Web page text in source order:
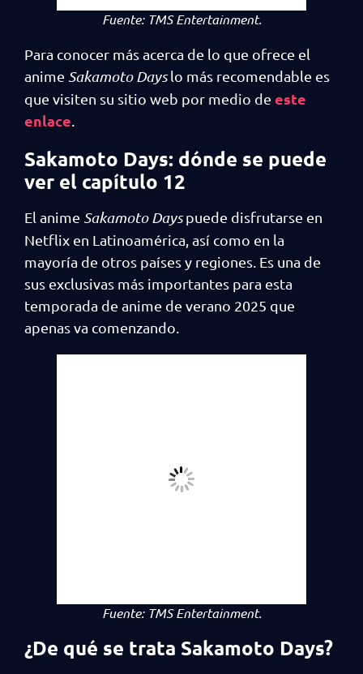
Fuente: TMS Entertainment.
Para conocer más acerca de lo que ofrece el
anime Sakamoto Dayslo más recomendable es
que visiten su sitio web por medio de este
enlace
Sakamoto Days: dónde se puede
ver el capítulo 12
El anime Sakamoto Dayspuede disfrutarse en
Netflix en Latinoamérica, así como en la
mayoría de otros países y regiones. Es una de
sus exclusivas más importantes para esta
temporada de anime de verano 2025 que
apenas va comenzando.
Fuente: TMS Entertainment.
¿De qué se trata Sakamoto Days?